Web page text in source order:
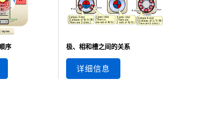
序 极、相和槽之间的关系
详细信息